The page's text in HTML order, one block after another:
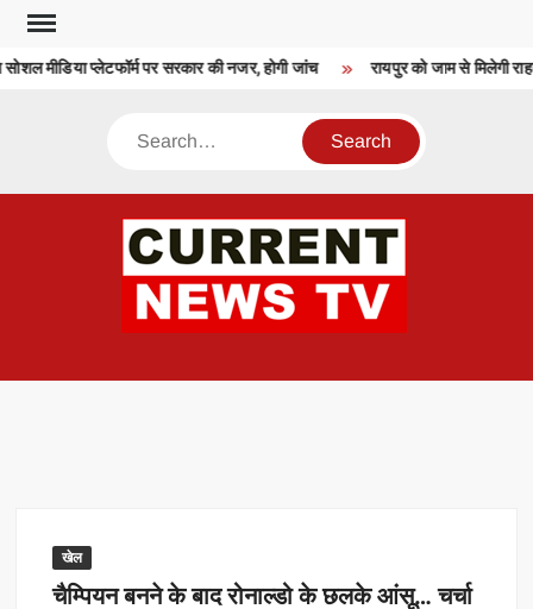
Skip
content
मीडिया प्लेटफॉर्म पर सरकार की नजर, होगी जांच रायपुर को जाम से मिलेगी
Search
खेल
चैम्पियन बनने के बाद रोनाल्डो के छलके आंसू… चर्चा